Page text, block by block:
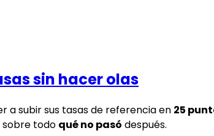
sin hacer olas
a subir sus tasas de referencia en 25
sobre todo qué no pasó después.